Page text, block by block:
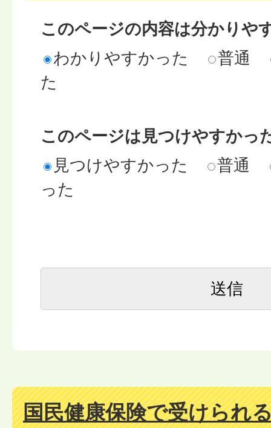
このページの内容は分かりや
わかりやすかった
普通
た
このページは見つけやすかっ
見つけやすかった
普通
った
国民健康保険で受けられ